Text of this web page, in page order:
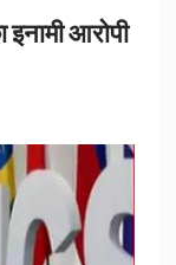
आरोपी